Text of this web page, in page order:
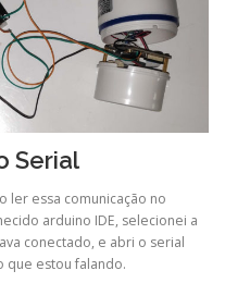
Serial
ler essa comunicação no
arduino IDE, selecionei a
conectado, e abri o serial
que estou falando.